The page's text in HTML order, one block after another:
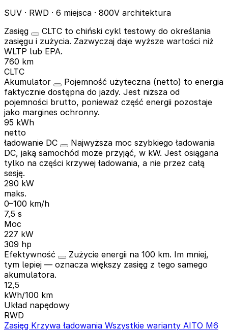
SUV · RWD · 6 miejsca · 800V architektura
Zasięg
CLTC to chiński cykl testowy do określania
zasięgu i zużycia. Zazwyczaj daje wyższe wartości niż
WLTP lub EPA.
760 km
CLTC
Akumulator
Pojemność użyteczna (netto) to energia
faktycznie dostępna do jazdy. Jest niższa od
pojemności brutto, ponieważ część energii pozostaje
jako margines ochronny.
95 kWh
netto
ładowanie DC
Najwyższa moc szybkiego ładowania
DC, jaką samochód może przyjąć, w kW. Jest osiągana
tylko na części krzywej ładowania, a nie przez całą
sesję.
290 kW
maks.
0–100 km/h
7,5 s
Moc
227 kW
309 hp
Efektywność
Zużycie energii na 100 km. Im mniej,
tym lepiej — oznacza większy zasięg z tego samego
akumulatora.
12,5
kWh/100 km
Układ napędowy
RWD
Zasięg Krzywa ładowania Wszystkie warianty AITO M6